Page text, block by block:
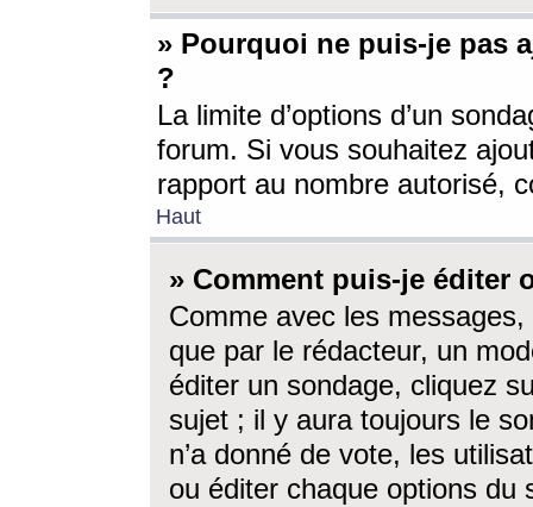
» Pourquoi ne puis-je pas
?
La limite d’options d’un
forum. Si vous souhaitez
rapport au nombre autorisé,
Haut
» Comment puis-je éditer
Comme avec les
que par le rédacteur, un
éditer un sondage, cliquez
sujet ; il y aura toujours le
n’a donné de vote, les
ou éditer chaque options du